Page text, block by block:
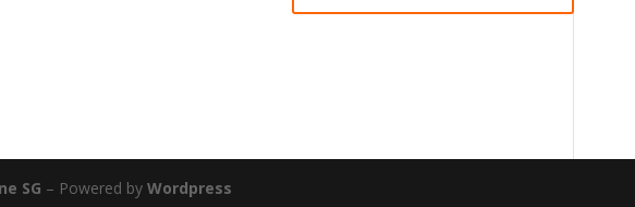
SG – Powered by Wordpress